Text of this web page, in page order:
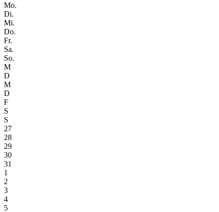
Mo.
Di.
Mi.
Do.
Fr.
Sa.
So.
M
D
M
D
F
S
S
27
28
29
30
31
1
2
3
4
5